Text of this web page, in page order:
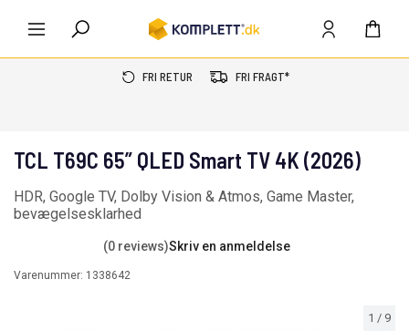
FRI RETUR FRI FRAGT*
1 / 9
TCL T69C 65” QLED Smart TV 4K (2026)
HDR, Google TV, Dolby Vision & Atmos, Game Master,
bevægelsesklarhed
(0 reviews)Skriv en anmeldelse
Varenummer: 1338642